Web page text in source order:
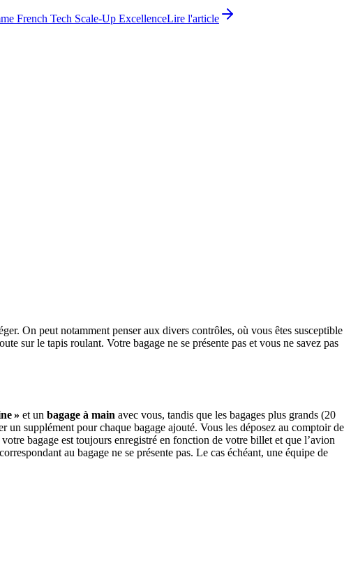
French Tech Scale-Up ExcellenceLire l'article
On peut notamment penser aux divers contrôles, où vous êtes susceptible
sur le tapis roulant. Votre bagage ne se présente pas et vous ne savez pas
» et un bagage à main avec vous, tandis que les bagages plus grands (20
un supplément pour chaque bagage ajouté. Vous les déposez au comptoir de
bagage est toujours enregistré en fonction de votre billet et que l’avion
au bagage ne se présente pas. Le cas échéant, une équipe de